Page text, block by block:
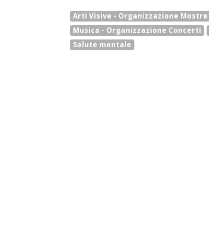
Arti Visive - Organizzazione Mostre
Musica - Organizzazione Concerti
Salute mentale